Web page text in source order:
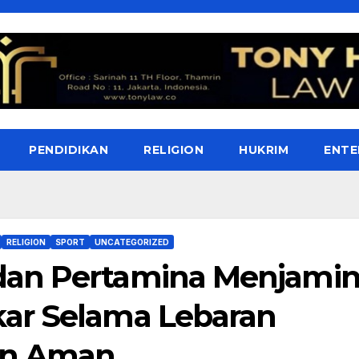
PENDIDIKAN RELIGION HUKRIM
RELIGION SPORT UNCATEGORIZED
Pertamina
Selama Lebaran